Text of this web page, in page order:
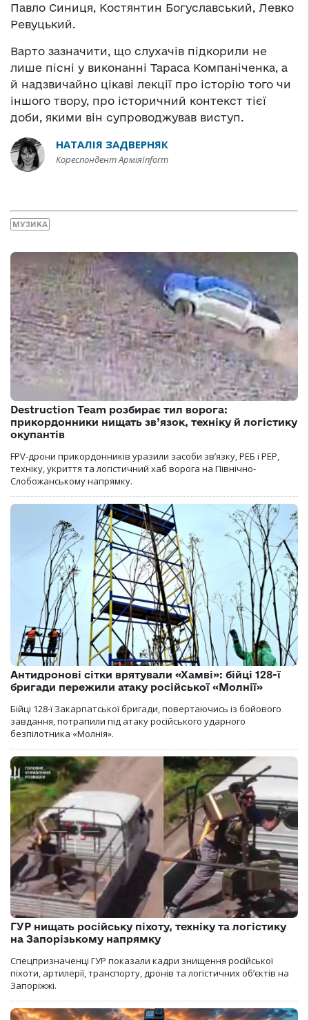
Павло Синиця, Костянтин Богуславський, Левко
Ревуцький.
Варто зазначити, що слухачів підкорили не
лише пісні у виконанні Тараса Компаніченка, а
й надзвичайно цікаві лекції про історію того чи
іншого твору, про історичний контекст тієї
доби, якими він супроводжував виступ.
НАТАЛІЯ ЗАДВЕРНЯК
Кореспондент АрміяInform
МУЗИКА
Destruction Team розбирає тил ворога:
прикордонники нищать зв’язок, техніку й логістику
окупантів
FPV-дрони прикордонників уразили засоби зв’язку, РЕБ і РЕР,
техніку, укриття та логістичний хаб ворога на Північно-
Слобожанському напрямку.
Антидронові сітки врятували «Хамві»: бійці 128-ї
бригади пережили атаку російської «Молнії»
Бійці 128-ї Закарпатської бригади, повертаючись із бойового
завдання, потрапили під атаку російського ударного
безпілотника «Молнія».
ГУР нищать російську піхоту, техніку та логістику
на Запорізькому напрямку
Спецпризначенці ГУР показали кадри знищення російської
піхоти, артилерії, транспорту, дронів та логістичних об’єктів на
Запоріжжі.